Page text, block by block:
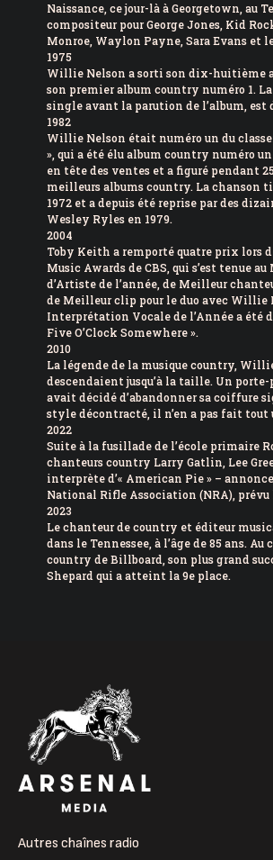
Naissance, ce jour-là à Georgetown, au
compositeur pour George Jones, Kid
Monroe, Waylon Payne, Sara Evans et
1975
Willie Nelson a sorti son dix-huitième
son premier album country numéro 1.
single avant la parution de l’album, est
1982
Willie Nelson était numéro un du
», qui a été élu album country numéro
en tête des ventes et a figuré pendant
meilleurs albums country. La chanson
1972 et a depuis été reprise par des
Wesley Ryles en 1979.
2004
Toby Keith a remporté quatre prix lors
Music Awards de CBS, qui s’est tenue
d’Artiste de l’année, de Meilleur
de Meilleur clip pour le duo avec Willie
Interprétation Vocale de l’Année a été
Five O’Clock Somewhere ».
2010
La légende de la musique country,
descendaient jusqu’à la taille. Un
avait décidé d’abandonner sa coiffure
style décontracté, il n’en a pas fait tout
2022
Suite à la fusillade de l’école primaire
chanteurs country Larry Gatlin, Lee
interprète d’« American Pie » –
National Rifle Association (NRA), prévu
2023
Le chanteur de country et éditeur
dans le Tennessee, à l’âge de 85 ans.
country de Billboard, son plus grand
Shepard qui a atteint la 9e place.
Autres chaînes radio